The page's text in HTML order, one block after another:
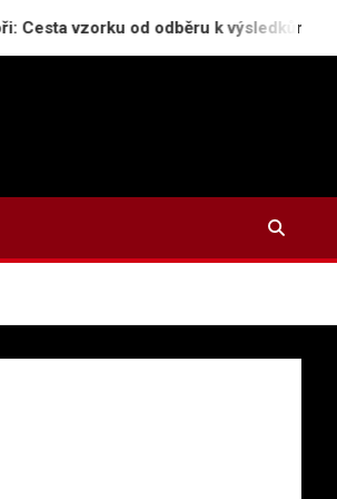
od odběru k výsledkům histologie